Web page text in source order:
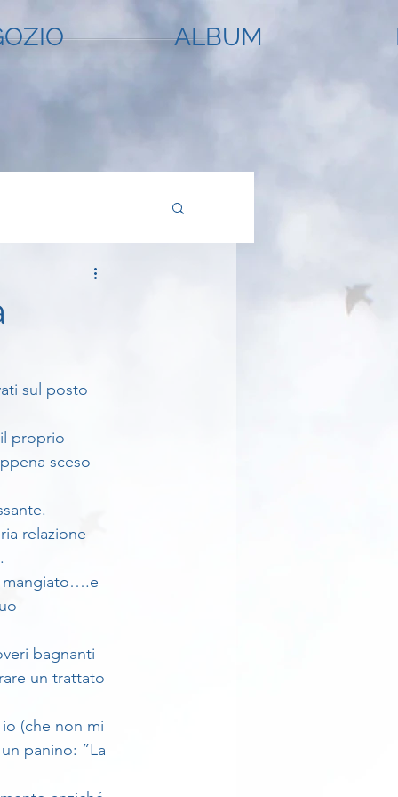
ALBUM
sul posto
proprio
sceso
relazione
mangiato….e
bagnanti
un trattato
panino: ”La